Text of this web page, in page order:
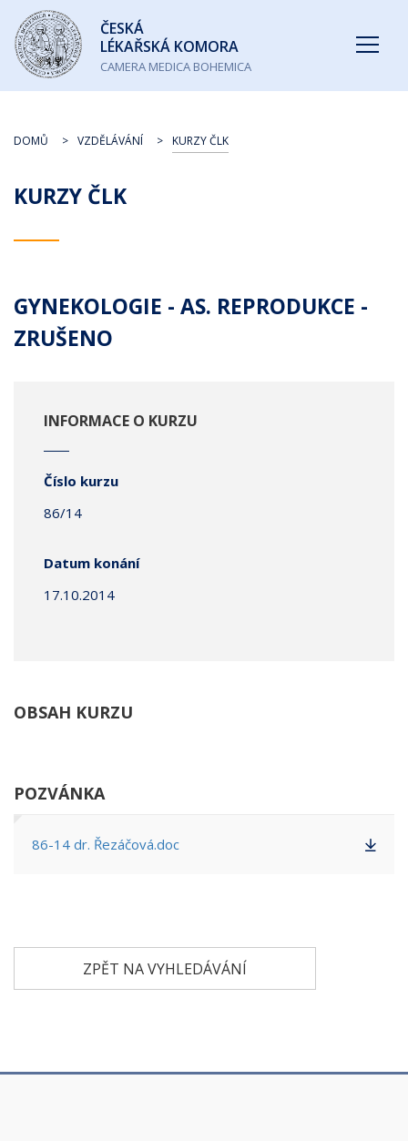
Česká
lékařská
komora
ČESKÁ
LÉKAŘSKÁ KOMORA
CAMERA MEDICA BOHEMICA
KURZY ČLK
DOMŮ VZDĚLÁVÁNÍ KURZY ČLK
GYNEKOLOGIE - AS. REPRODUKCE -
ZRUŠENO
INFORMACE O KURZU
Číslo kurzu
86/14
Datum konání
17.10.2014
OBSAH KURZU
POZVÁNKA
86-14 dr. Řezáčová.doc
ZPĚT NA VYHLEDÁVÁNÍ